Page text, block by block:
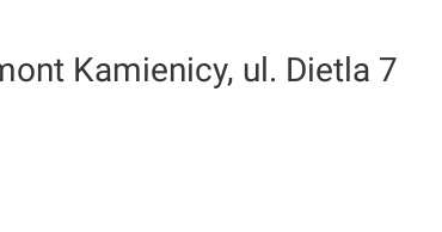
Kamienicy, ul. Dietla 7